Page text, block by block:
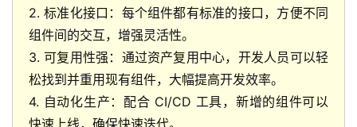
2. 标准化接口：每个组件都有标准的接口，方便不同
组件间的交互，增强灵活性。
3. 可复用性强：通过资产复用中心，开发人员可以轻
松找到并重用现有组件，大幅提高开发效率。
4. 自动化生产：配合 CI/CD 工具，新增的组件可以